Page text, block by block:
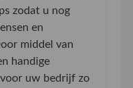
zodat u nog
en
middel van
handige
uw bedrijf zo